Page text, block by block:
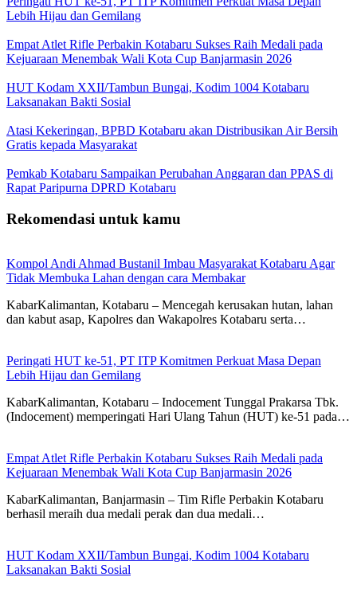
Lebih Hijau dan Gemilang
Empat Atlet Rifle Perbakin Kotabaru Sukses Raih Medali pada
Kejuaraan Menembak Wali Kota Cup Banjarmasin 2026
HUT Kodam XXII/Tambun Bungai, Kodim 1004 Kotabaru
Laksanakan Bakti Sosial
Atasi Kekeringan, BPBD Kotabaru akan Distribusikan Air Bersih
Gratis kepada Masyarakat
Pemkab Kotabaru Sampaikan Perubahan Anggaran dan PPAS di
Rapat Paripurna DPRD Kotabaru
Rekomendasi untuk kamu
Kompol Andi Ahmad Bustanil Imbau Masyarakat Kotabaru Agar
Tidak Membuka Lahan dengan cara Membakar
KabarKalimantan, Kotabaru – Mencegah kerusakan hutan, lahan
dan kabut asap, Kapolres dan Wakapolres Kotabaru serta…
Peringati HUT ke-51, PT ITP Komitmen Perkuat Masa Depan
Lebih Hijau dan Gemilang
KabarKalimantan, Kotabaru – Indocement Tunggal Prakarsa Tbk.
(Indocement) memperingati Hari Ulang Tahun (HUT) ke-51 pada…
Empat Atlet Rifle Perbakin Kotabaru Sukses Raih Medali pada
Kejuaraan Menembak Wali Kota Cup Banjarmasin 2026
KabarKalimantan, Banjarmasin – Tim Rifle Perbakin Kotabaru
berhasil meraih dua medali perak dan dua medali…
HUT Kodam XXII/Tambun Bungai, Kodim 1004 Kotabaru
Laksanakan Bakti Sosial